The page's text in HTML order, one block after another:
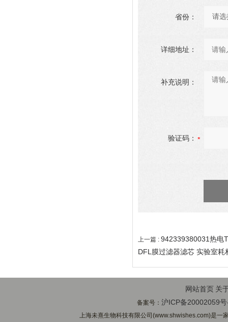
省份：
详细地址：
补充说明：
验证码：
上一篇 : 942339380031热电
DFL膜过滤器滤芯 实验室耗
网站首页 关
备案号：沪ICP备20002059
上海未熹生物科技有限公司(www.shwishes.com)是一